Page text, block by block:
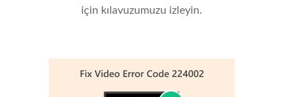
için kılavuzumuzu izleyin.